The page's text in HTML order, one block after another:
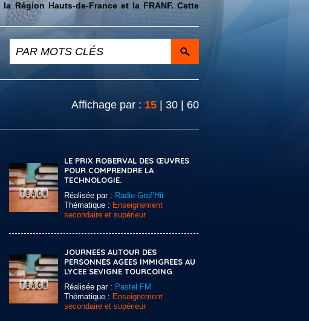
Région Hauts-de-France et la FRANF. Cette
Affichage par : 15 30 60
LE PRIX ROBERVAL DES ŒUVRES
POUR COMPRENDRE LA
TECHNOLOGIE.
Réalisée par : Radio Graf’Hit
Thématique : Enseignement
secondaire et supérieur
JOURNEES AUTOUR DES
PERSONNES AGEES IMMIGREES AU
LYCEE SEVIGNE TOURCOING
Réalisée par : Pastel FM
Thématique : Enseignement
secondaire et supérieur